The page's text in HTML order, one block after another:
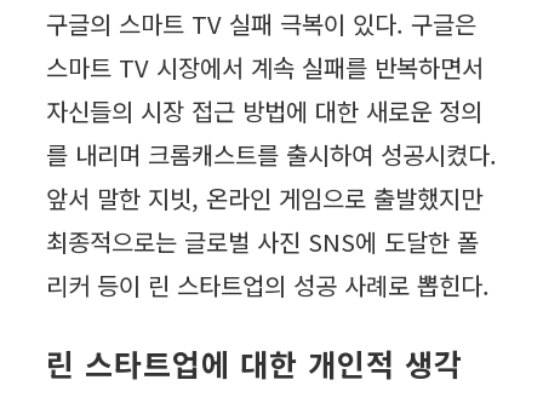
구글의 스마트 TV 실패 극복이 있다. 구글은
스마트 TV 시장에서 계속 실패를 반복하면서
자신들의 시장 접근 방법에 대한 새로운 정의
를 내리며 크롬캐스트를 출시하여 성공시켰다.
앞서 말한 지빗, 온라인 게임으로 출발했지만
최종적으로는 글로벌 사진 SNS에 도달한 폴
리커 등이 린 스타트업의 성공 사례로 뽑힌다.
린 스타트업에 대한 개인적 생각